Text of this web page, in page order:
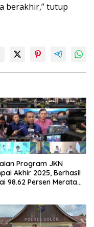
berakhir,” tutup
Program JKN
Akhir 2025, Berhasil
98.62 Persen Merata